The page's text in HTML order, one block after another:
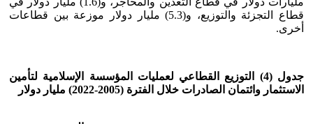
قطاع التجزئة والتوزيع، و(5.3) مليار دولار موزعة بين قطاعات
أخرى.
جدول (4) التوزيع القطاعي لعمليات المؤسسة الإسلامية لتأمين
الاستثمار وائتمان الصادرات خلال الفترة (2005-2022) مليار دولار